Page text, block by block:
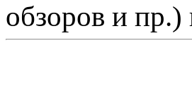
обзоров и пр.)